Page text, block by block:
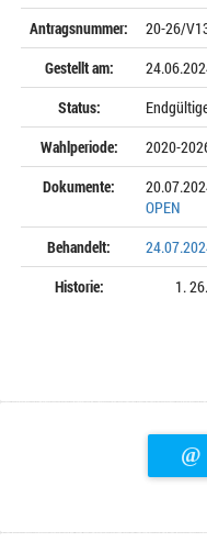
Antragsnummer:
20-26/
Gestellt am:
Status:
Wahlperiode:
2020-
Dokumente:
OPEN
Behandelt:
Historie:
@